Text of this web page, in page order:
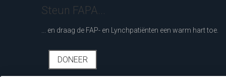
Steun FAPA...
... en draag de FAP- en Lynchpatiënten een warm hart toe.
DONEER